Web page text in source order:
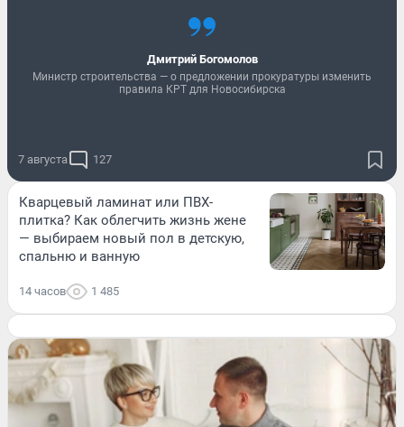
Дмитрий Богомолов
Министр строительства — о предложении прокуратуры изменить
правила КРТ для Новосибирска
7 августа 127
Кварцевый ламинат или ПВХ-
плитка? Как облегчить жизнь жене
— выбираем новый пол в детскую,
спальню и ванную
14 часов 1 485